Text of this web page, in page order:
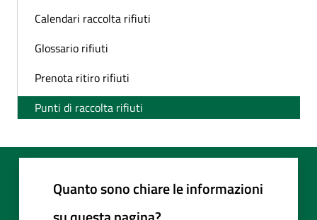
Calendari raccolta rifiuti
Glossario rifiuti
Prenota ritiro rifiuti
Punti di raccolta rifiuti
Quanto sono chiare le informazioni